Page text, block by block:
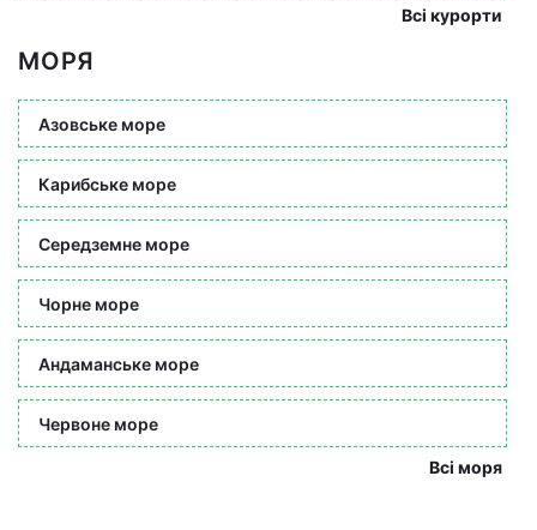
Всі курорти
МОРЯ
Азовське море
Карибське море
Середземне море
Чорне море
Андаманське море
Червоне море
Всі моря